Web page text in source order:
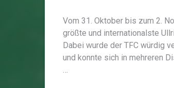
Vom 31. Oktober bis zum 2.
größte und internationalste
Dabei wurde der TFC würdig
und konnte sich in mehreren
…